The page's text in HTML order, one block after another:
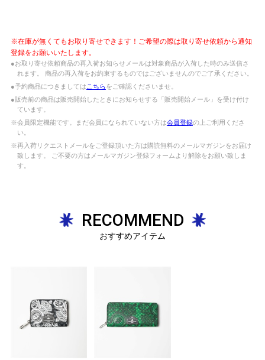
※在庫が無くてもお取り寄せできます！ご希望の際は取り寄せ依頼から通知
登録をお願いいたします。
●お取り寄せ依頼商品の再入荷お知らせメールは対象商品が入荷した時のみ送信さ
れます。 商品の再入荷をお約束するものではございませんのでご了承ください。
●予約商品につきましては こちらをご確認くださいませ。
●販売前の商品は販売開始したときにお知らせする「販売開始メール」を受け付け
ています。
※会員限定機能です。まだ会員になられていない方は会員登録の上ご利用くださ
い。
※再入荷リクエストメールをご登録頂いた方は購読無料のメールマガジンをお届け
致します。 ご不要の方はメールマガジン登録フォームより解除をお願い致しま
す。
RECOMMEND
おすすめアイテム